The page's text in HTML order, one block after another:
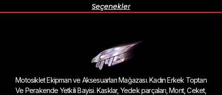
Seçenekler
Motosiklet Ekipman ve Aksesuarları Mağazası. Kadın Erkek Toptan
Ve Perakende Yetkili Bayisi. Kasklar, Yedek parçaları, Mont, Ceket,